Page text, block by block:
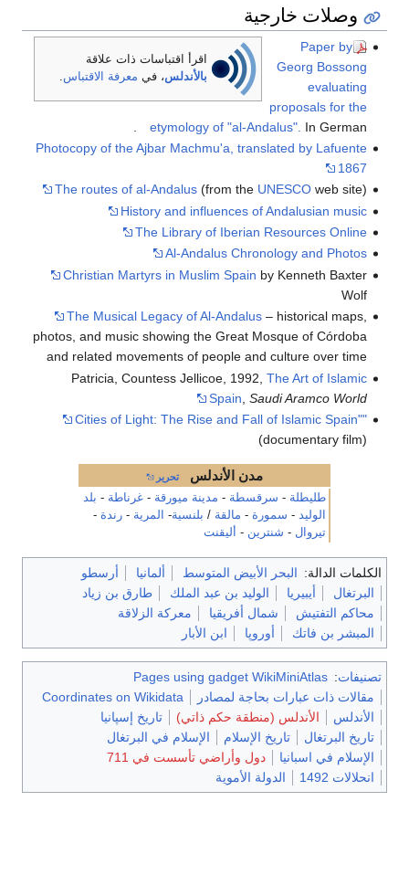
وصلات خارجية
اقرأ اقتباسات ذات علاقة
بالأندلس، في معرفة الاقتباس
Paper by
Georg Bossong
evaluating
proposals for the
etymology of "al-Andalus". In German.
Photocopy of the Ajbar Machmu'a, translated by Lafuente
1867
The routes of al-Andalus(from the UNESCOweb site)
History and influences of Andalusian music
The Library of Iberian Resources Online
Al-Andalus Chronology and Photos
Christian Martyrs in Muslim Spain by Kenneth Baxter
Wolf
The Musical Legacy of Al-Andalus– historical maps,
photos, and music showing the Great Mosque of Córdoba
and related movements of people and culture over time
Patricia, Countess Jellicoe, 1992, The Art of Islamic
Spain Saudi Aramco World
"Cities of Light: The Rise and Fall of Islamic Spain"
(documentary film)
مدن الأندلس تحرير
طليطلة - سرقسطة - مدينة ميورقة - غرناطة - بلد
الوليد - سمورة - مالقة / بلنسية- المرية - رندة -
تيروال - شنترين - أليقنت
الكلمات الدالة: البحر الأبيض المتوسط ألمانيا
أرسطو
البرتغال
أيبيريا الوليد بن عبد الملك
طارق بن زياد
محاكم التفتيش
شمال أفريقيا
معركة الزلاقة
المبشر بن فاتك
أوروپا ابن الأبار
تصنيفات:
Pages using gadget WikiMiniAtlas
مقالات ذات عبارات بحاجة لمصادر
Coordinates on Wikidata
الأندلس
الأندلس (منطقة حكم ذاتي)
تاريخ إسپانيا
تاريخ البرتغال
تاريخ الإسلام
الإسلام في البرتغال
الإسلام في اسبانيا
دول وأراضي تأسست في 711
انحلالات 1492
الدولة الأموية